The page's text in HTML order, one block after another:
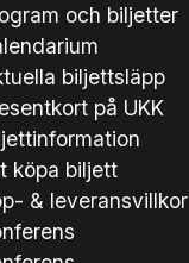
och biljetter
biljettsläpp
på UKK
köpa biljett
& leveransvillkor